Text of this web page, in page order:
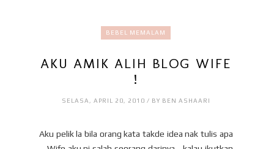
BEBEL MEMALAM
AKU AMIK ALIH BLOG WIFE
!
SELASA, APRIL 20, 2010 / BY BEN ASHAARI
Aku pelik la bila orang kata takde idea nak tulis apa